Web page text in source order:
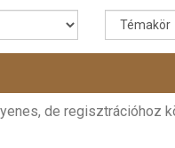
de regisztrációhoz